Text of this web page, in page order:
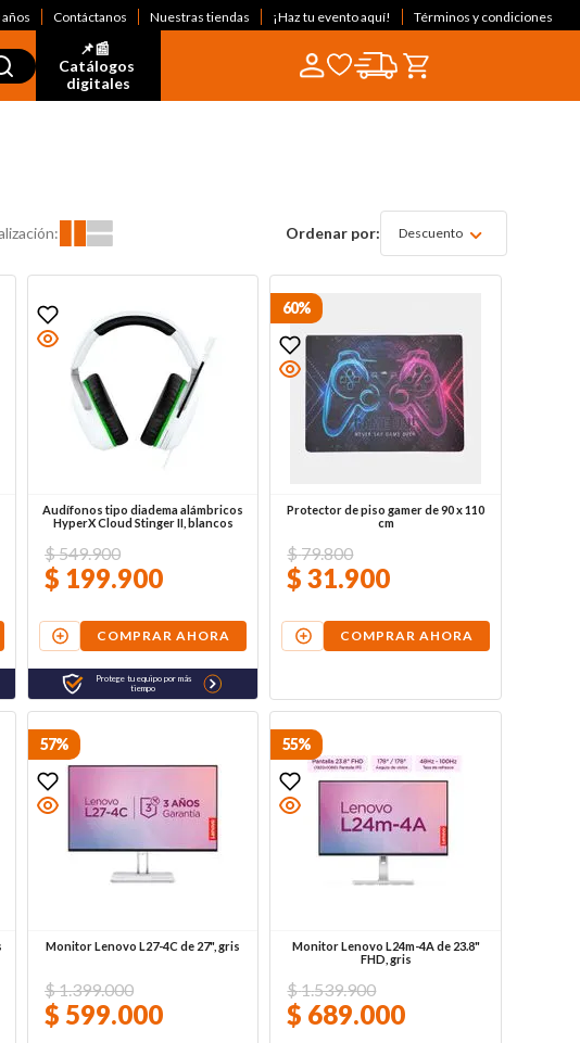
Contáctanos Nuestras tiendas ¡Haz tu evento aquí! Términos y condiciones
📌📰
Catálogos
digitales
Descuento
Audífonos tipo diadema alámbricos
HyperX Cloud Stinger II, blancos
$549.900
$ 199.900
COMPRAR AHORA
Protege tu equipo por más
tiempo
60%
Protector de piso gamer de 90 x 110
cm
$79.800
$ 31.900
COMPRAR AHORA
57%
Monitor Lenovo L27-4C de 27", gris
$1.399.000
$ 599.000
55%
Monitor Lenovo L24m-4A de 23.8"
FHD, gris
$1.539.900
$ 689.000